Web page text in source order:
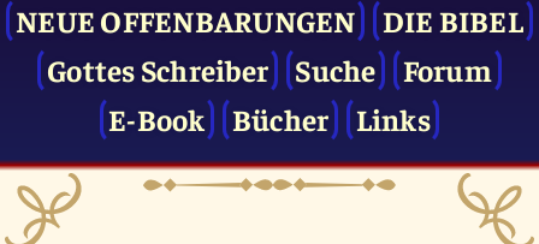
NEUE OFFENBARUNGEN
DIE BIBEL
Gottes Schreiber
Suche
Forum
E-Book
Bücher Links